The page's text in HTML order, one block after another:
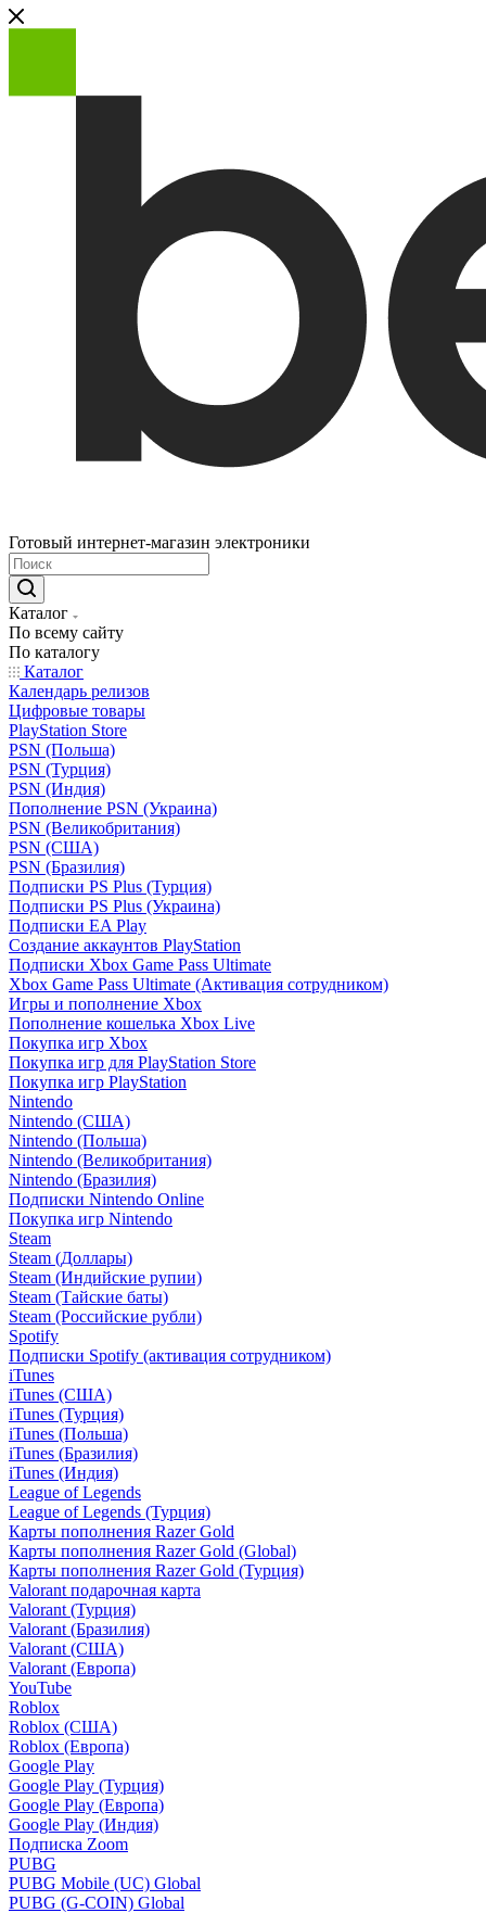
Готовый интернет-магазин электроники
Каталог
По всему сайту
По каталогу
Каталог
Календарь релизов
Цифровые товары
PlayStation Store
PSN (Польша)
PSN (Турция)
PSN (Индия)
Пополнение PSN (Украина)
PSN (Великобритания)
PSN (США)
PSN (Бразилия)
Подписки PS Plus (Турция)
Подписки PS Plus (Украина)
Подписки EA Play
Создание аккаунтов PlayStation
Подписки Xbox Game Pass Ultimate
Xbox Game Pass Ultimate (Активация сотрудником)
Игры и пополнение Xbox
Пополнение кошелька Xbox Live
Покупка игр Xbox
Покупка игр для PlayStation Store
Покупка игр PlayStation
Nintendo
Nintendo (США)
Nintendo (Польша)
Nintendo (Великобритания)
Nintendo (Бразилия)
Подписки Nintendo Online
Покупка игр Nintendo
Steam
Steam (Доллары)
Steam (Индийские рупии)
Steam (Тайские баты)
Steam (Российские рубли)
Spotify
Подписки Spotify (активация сотрудником)
iTunes
iTunes (США)
iTunes (Турция)
iTunes (Польша)
iTunes (Бразилия)
iTunes (Индия)
League of Legends
League of Legends (Турция)
Карты пополнения Razer Gold
Карты пополнения Razer Gold (Global)
Карты пополнения Razer Gold (Турция)
Valorant подарочная карта
Valorant (Турция)
Valorant (Бразилия)
Valorant (США)
Valorant (Европа)
YouTube
Roblox
Roblox (США)
Roblox (Европа)
Google Play
Google Play (Турция)
Google Play (Европа)
Google Play (Индия)
Подписка Zoom
PUBG
PUBG Mobile (UC) Global
PUBG (G-COIN) Global